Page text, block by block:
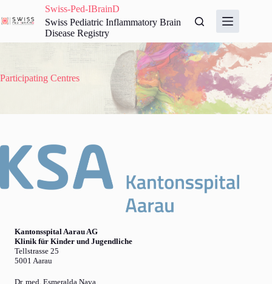
to
content
Swiss-Ped-IBrainD
Swiss Pediatric Inflammatory Brain
Disease Registry
Participating Centres
Kantonsspital Aarau AG
Klinik für Kinder und Jugendliche
Tellstrasse 25
5001 Aarau
Dr. med. Esmeralda Nava